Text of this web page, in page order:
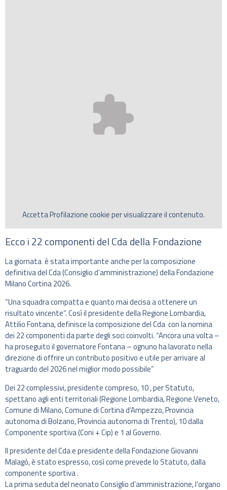
AccettaProfilazionecookie per visualizzare il contenuto.
Ecco i 22 componenti del Cda della Fondazione
La giornata è stata importante anche per la composizione
definitiva del Cda (Consiglio d’amministrazione) della Fondazione
Milano Cortina 2026.
“Una squadra compatta e quanto mai decisa a ottenere un
risultato vincente”. Così il presidente della Regione Lombardia,
Attilio Fontana, definisce la composizione del Cda con la nomina
dei 22 componenti da parte degli soci coinvolti. “Ancora una volta –
ha proseguito il governatore Fontana – ognuno ha lavorato nella
direzione di offrire un contributo positivo e utile per arrivare al
traguardo del 2026 nel miglior modo possibile”
Dei 22 complessivi, presidente compreso, 10 , per Statuto,
spettano agli enti territoriali (Regione Lombardia, Regione Veneto,
Comune di Milano, Comune di Cortina d’Ampezzo, Provincia
autonoma di Bolzano, Provincia autonoma di Trento), 10 dalla
Componente sportiva (Coni + Cip) e 1 al Governo.
Il presidente del Cda e presidente della Fondazione Giovanni
Malagò, è stato espresso, così come prevede lo Statuto, dalla
componente sportiva .
La prima seduta del neonato Consiglio d’amministrazione, l’organo